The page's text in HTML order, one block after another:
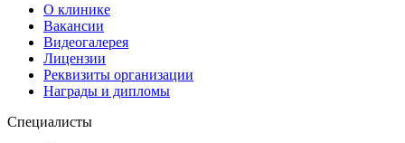
О клинике
Вакансии
Видеогалерея
Лицензии
Реквизиты организации
Награды и дипломы
Специалисты